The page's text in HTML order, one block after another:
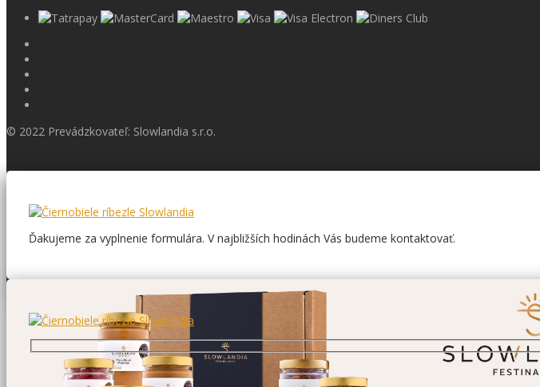
© 2022 Prevádzkovateľ: Slowlandia s.r.o.
Ďakujeme za vyplnenie formulára. V najbližších hodinách Vás budeme kontaktovať.